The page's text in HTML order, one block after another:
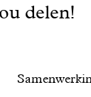
delen!